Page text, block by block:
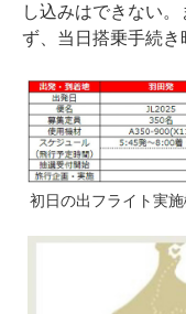
し込みはできない
ず、当日搭乗手続き
初日の出フライト実